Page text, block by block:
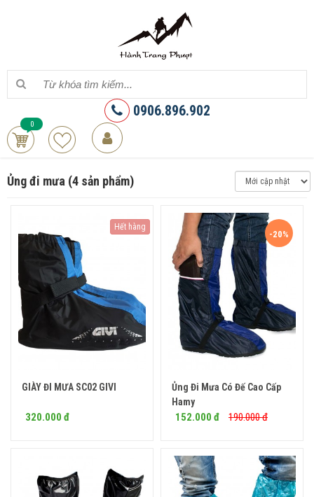
0906.896.902
0
Ủng đi mưa (4 sản phẩm)
GIÀY ĐI MƯA SC02 GIVI
320.000 đ
Hết hàng
Mua ngay
Ủng Đi Mưa Có Đế Cao Cấp
Hamy
152.000 đ 190.000 đ
-20%